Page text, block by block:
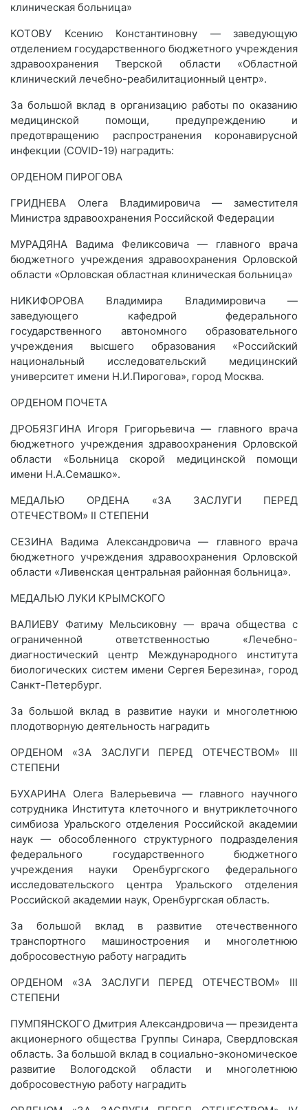
клиническая больница»
КОТОВУ Ксению Константиновну — заведующую
отделением государственного бюджетного учреждения
здравоохранения Тверской области «Областной
клинический лечебно-реабилитационный центр».
За большой вклад в организацию работы по оказанию
медицинской помощи, предупреждению и
предотвращению распространения коронавирусной
инфекции (COVID-19) наградить:
ОРДЕНОМ ПИРОГОВА
ГРИДНЕВА Олега Владимировича — заместителя
Министра здравоохранения Российской Федерации
МУРАДЯНА Вадима Феликсовича — главного врача
бюджетного учреждения здравоохранения Орловской
области «Орловская областная клиническая больница»
НИКИФОРОВА Владимира Владимировича —
заведующего кафедрой федерального
государственного автономного образовательного
учреждения высшего образования «Российский
национальный исследовательский медицинский
университет имени Н.И.Пирогова», город Москва.
ОРДЕНОМ ПОЧЕТА
ДРОБЯЗГИНА Игоря Григорьевича — главного врача
бюджетного учреждения здравоохранения Орловской
области «Больница скорой медицинской помощи
имени Н.А.Семашко».
МЕДАЛЬЮ ОРДЕНА «ЗА ЗАСЛУГИ ПЕРЕД
ОТЕЧЕСТВОМ» II СТЕПЕНИ
СЕЗИНА Вадима Александровича — главного врача
бюджетного учреждения здравоохранения Орловской
области «Ливенская центральная районная больница».
МЕДАЛЬЮ ЛУКИ КРЫМСКОГО
ВАЛИЕВУ Фатиму Мельсиковну — врача общества с
ограниченной ответственностью «Лечебно-
диагностический центр Международного института
биологических систем имени Сергея Березина», город
Санкт-Петербург.
За большой вклад в развитие науки и многолетнюю
плодотворную деятельность наградить
ОРДЕНОМ «ЗА ЗАСЛУГИ ПЕРЕД ОТЕЧЕСТВОМ» III
СТЕПЕНИ
БУХАРИНА Олега Валерьевича — главного научного
сотрудника Института клеточного и внутриклеточного
симбиоза Уральского отделения Российской академии
наук — обособленного структурного подразделения
федерального государственного бюджетного
учреждения науки Оренбургского федерального
исследовательского центра Уральского отделения
Российской академии наук, Оренбургская область.
За большой вклад в развитие отечественного
транспортного машиностроения и многолетнюю
добросовестную работу наградить
ОРДЕНОМ «ЗА ЗАСЛУГИ ПЕРЕД ОТЕЧЕСТВОМ» III
СТЕПЕНИ
ПУМПЯНСКОГО Дмитрия Александровича — президента
акционерного общества Группы Синара, Свердловская
область. За большой вклад в социально-экономическое
развитие Вологодской области и многолетнюю
добросовестную работу наградить